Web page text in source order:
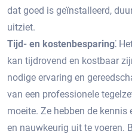
dat goed is geïnstalleerd,
uitziet.​
Tijd- en kostenbesparing⁚
kan tijdrovend en kostbaar
nodige ervaring en
van een professionele
moeite.​ Ze hebben de
en nauwkeurig uit te voeren.​